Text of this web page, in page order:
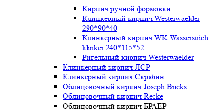
Кирпич ручной формовки
Клинкерный кирпич Westerwaelder
290*90*40
Клинкерный кирпич WK Wasserstrich
klinker 240*115*52
Ригельный кирпич Westerwaelder
Клинкерный кирпич ЛСР
Клинкерный кирпич Скрябин
Облицовочный кирпич Joseph Bricks
Облицовочный кирпич Recke
Облицовочный кирпич БРАЕР